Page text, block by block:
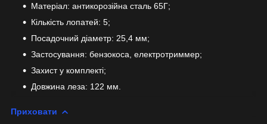
Матеріал: антикорозійна сталь 65Г;
Кількість лопатей: 5;
Посадочний діаметр: 25,4 мм;
Застосування: бензокоса, електротриммер;
Захист у комплекті;
Довжина леза: 122 мм.
Приховати